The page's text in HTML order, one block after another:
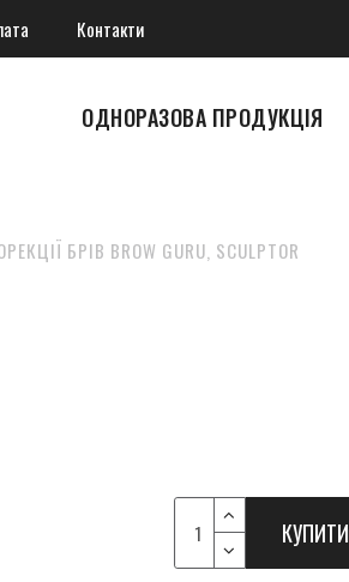
Контакти
ОДНОРАЗОВА ПРОДУКЦІЯ
БРІВ BROW GURU, SCULPTOR
КУПИТИ